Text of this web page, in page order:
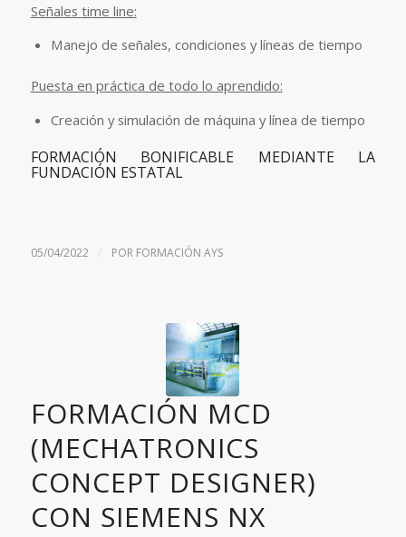
Señales time line:
Manejo de señales, condiciones y líneas de tiempo
Puesta en práctica de todo lo aprendido:
Creación y simulación de máquina y línea de tiempo
FORMACIÓN BONIFICABLE MEDIANTE LA
FUNDACIÓN ESTATAL
05/04/2022 / POR FORMACIÓN AYS
FORMACIÓN MCD
(MECHATRONICS
CONCEPT DESIGNER)
CON SIEMENS NX